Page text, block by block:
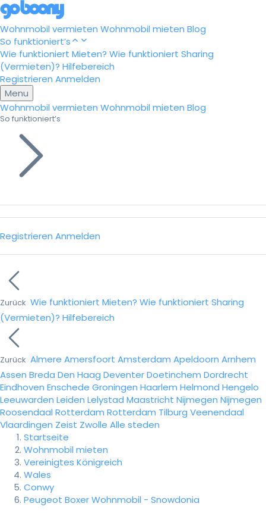
Wohnmobil vermieten Wohnmobil mieten Blog
So funktioniert’s
Wie funktioniert Mieten? Wie funktioniert Sharing
(Vermieten)? Hilfebereich
Registrieren Anmelden
Menu
Wohnmobil vermieten Wohnmobil mieten Blog
So funktioniert’s
Registrieren Anmelden
Zurück Wie funktioniert Mieten? Wie funktioniert Sharing
(Vermieten)? Hilfebereich
Zurück Almere Amersfoort Amsterdam Apeldoorn Arnhem
Assen Breda Den Haag DeventerDoetinchem Dordrecht
Eindhoven Enschede Groningen Haarlem Helmond Hengelo
Leeuwarden Leiden Lelystad Maastricht Nijmegen Nijmegen
Roosendaal Rotterdam Rotterdam Tilburg Veenendaal
Vlaardingen Zeist Zwolle Alle steden
Startseite
Wohnmobil mieten
Vereinigtes Königreich
Wales
Conwy
Peugeot Boxer Wohnmobil - Snowdonia